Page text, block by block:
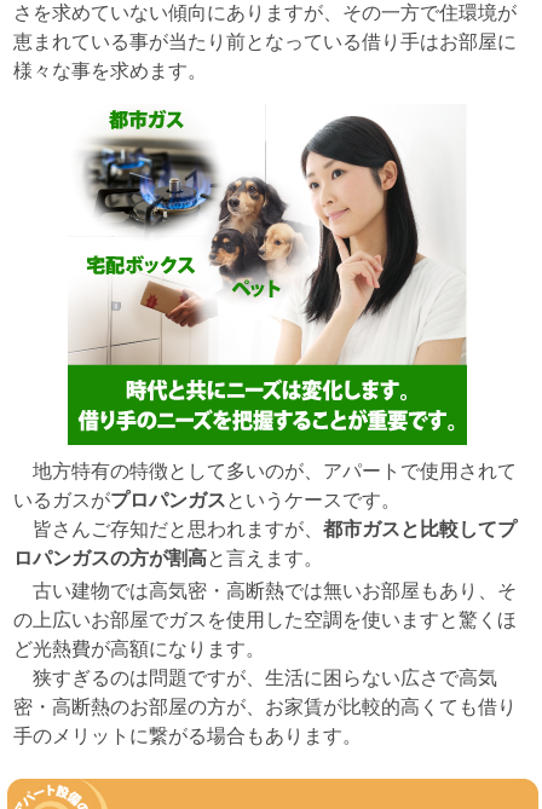
さを求めていない傾向にありますが、その一方で住環境が
恵まれている事が当たり前となっている借り手はお部屋に
様々な事を求めます。
地方特有の特徴として多いのが、アパートで使用されて
いるガスがプロパンガスというケースです。
皆さんご存知だと思われますが、 都市ガスと比較してプ
ロパンガスの方が割高と言えます。
古い建物では高気密・高断熱では無いお部屋もあり、そ
の上広いお部屋でガスを使用した空調を使いますと驚くほ
ど光熱費が高額になります。
狭すぎるのは問題ですが、生活に困らない広さで高気
密・高断熱のお部屋の方が、お家賃が比較的高くても借り
手のメリットに繋がる場合もあります。